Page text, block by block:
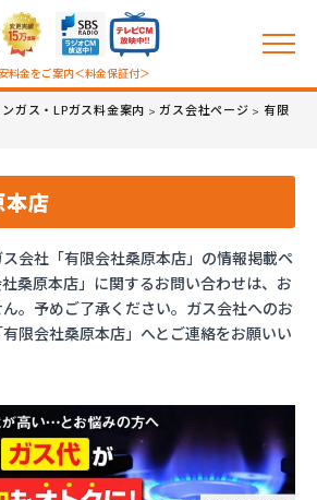
料金をご案内＜料金保証付＞
ガス・LPガス料金案内 >ガス会社ページ > 有限
店
会社「有限会社桑原本店」の情報掲載ペ
桑原本店」に関するお問い合わせは、お
。予めご了承ください。ガス会社へのお
限会社桑原本店」へとご連絡をお願いい